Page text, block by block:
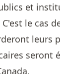
et
le cas
leurs
seront